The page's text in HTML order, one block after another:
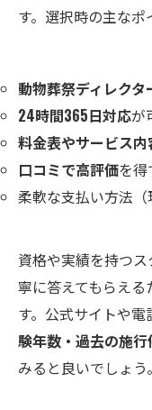
す。選択時の主なポ
動物葬祭ディレクタ
24時間365日対応が
料金表やサービス
口コミで高評価を得
柔軟な支払い方法
資格や実績を持つ
寧に答えてもらえ
す。公式サイトや電
験年数・過去の施行
みると良いでしょう。